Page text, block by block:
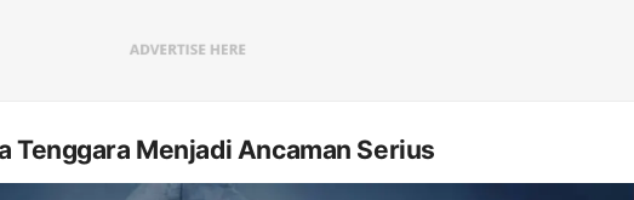
Tenggara Menjadi Ancaman Serius